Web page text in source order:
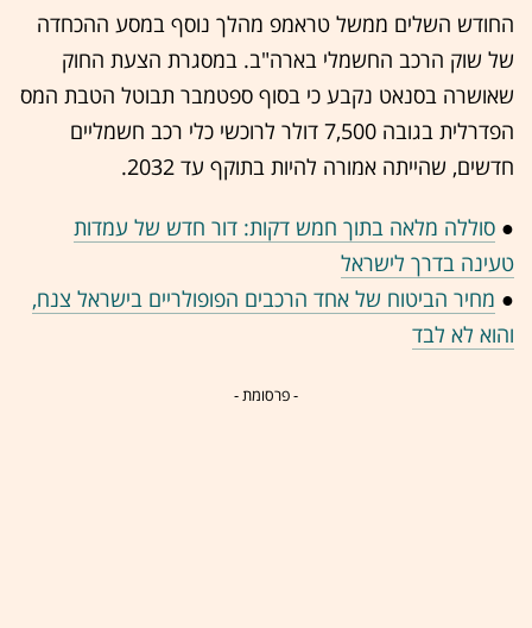
החודש השלים ממשל טראמפ מהלך נוסף במסע ההכחדה
של שוק הרכב החשמלי בארה"ב. במסגרת הצעת החוק
שאושרה בסנאט נקבע כי בסוף ספטמבר תבוטל הטבת המס
הפדרלית בגובה 7,500 דולר לרוכשי כלי רכב חשמליים
חדשים, שהייתה אמורה להיות בתוקף עד 2032.
● סוללה מלאה בתוך חמש דקות: דור חדש של עמדות
טעינה בדרך לישראל
● מחיר הביטוח של אחד הרכבים הפופולריים בישראל צנח,
והוא לא לבד
- פרסומת -